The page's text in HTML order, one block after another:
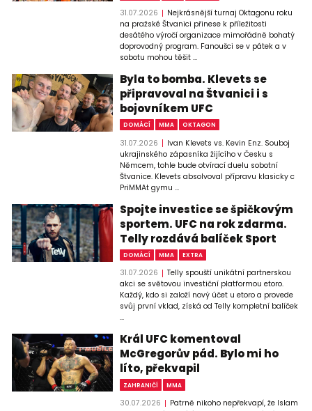
31.07.2026
Nejkrásnější turnaj Oktagonu roku
na pražské Štvanici přinese k příležitosti
desátého výročí organizace mimořádně bohatý
doprovodný program. Fanoušci se v pátek a v
sobotu mohou těšit ...
Byla to bomba. Klevets se
připravoval na Štvanici i s
bojovníkem UFC
DOMÁCÍ MMA OKTAGON
31.07.2026
Ivan Klevets vs. Kevin Enz. Souboj
ukrajinského zápasníka žijícího v Česku s
Němcem, tohle bude otvírací duelu sobotní
Štvanice. Klevets absolvoval přípravu klasicky c
PriMMAt gymu ...
Spojte investice se špičkovým
sportem. UFC na rok zdarma.
Telly rozdává balíček Sport
DOMÁCÍ MMA EXTRA
31.07.2026
Telly spouští unikátní partnerskou
akci se světovou investiční platformou etoro.
Každý, kdo si založí nový účet u etoro a provede
svůj první vklad, získá od Telly kompletní balíček
...
Král UFC komentoval
McGregorův pád. Bylo mi ho
líto, překvapil
ZAHRANIČÍ MMA
30.07.2026
Patrně nikoho nepřekvapí, že Islam